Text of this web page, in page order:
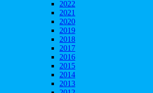
2022
2021
2020
2019
2018
2017
2016
2015
2014
2013